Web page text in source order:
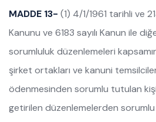
MADDE 13- (1) 4/1/1961 tarihli ve
Kanunu ve 6183 sayılı Kanun ile
sorumluluk düzenlemeleri
şirket ortakları ve kanuni
ödenmesinden sorumlu tutulan
getirilen düzenlemelerden